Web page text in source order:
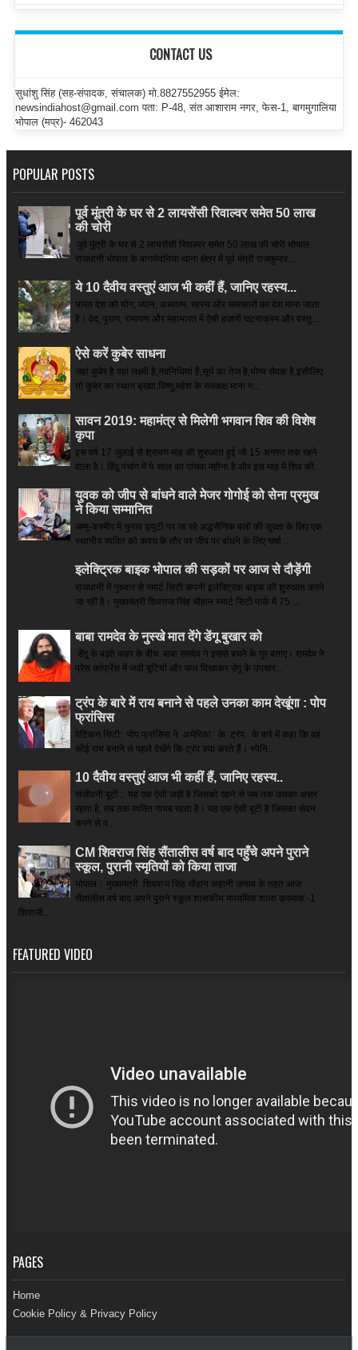
CONTACT US
सुधांशु सिंह (सह-संपादक, संचालक) मो.8827552955 ईमेल:
newsindiahost@gmail.com पता: P-48, संत आशाराम नगर, फेस-1, बागमुगालिया
भोपाल (मप्र)- 462043
POPULAR POSTS
पूर्व मूंत्री के घर से 2 लायसेंसी रिवाल्वर समेत 50 लाख
की चोरी
पूर्व मूंत्री के घर से 2 लायसेंसी रिवाल्वर समेत 50 लाख की चोरी भोपाल:
राजधानी भोपाल के बागसेवनिया थाना क्षेत्र में पूर्व मंत्री राजकुमार ...
ये 10 दैवीय वस्तुएं आज भी कहीं हैं, जानिए रहस्य...
भारत देश को योग, ध्यान, अध्यात्म, रहस्य और चमत्कारों का देश माना जाता
है। वेद, पुराण, रामायण और महाभारत में ऐसी हजारों घटनाक्रम और वस्तु...
ऐसे करें कुबेर साधना
जहां कुबेर है­ वहां लक्ष्मी है,नवनिधियां हैं,सूर्य का तेज है,योग्य सेवक है,इसीलिए
तो कुबेर का स्थान ब्रह्मा,विष्णु,महेश के समकक्ष माना ग...
सावन 2019: महामंत्र से मिलेगी भगवान शिव की विशेष
कृपा
इस वर्ष 17 जुलाई से श्रावण माह की शुरुआत हुई जो 15 अगस्त तक रहने
वाला है। हिंदू पंचांग में ये साल का पांचवा महीना है और इस माह में शिव की...
युवक को जीप से बांधने वाले मेजर गोगोई को सेना प्रमुख
ने किया सम्‍मानित
जम्मू-कश्मीर में चुनाव ड्यूटी पर जा रहे अद्धसैनिक बलों की सुरक्षा के लिए एक
स्थानीय व्यक्ति को कवच के तौर पर जीप पर बांधने के लिए चर्चा ...
इलेक्ट्रिक बाइक भोपाल की सड़कों पर आज से दौड़ेंगी
राजधानी में गुरुवार से स्मार्ट सिटी कंपनी इलेक्ट्रिक बाइक की शुरुआत करने
जा रही है। मुख्यमंत्री शिवराज सिंह चौहान स्मार्ट सिटी पार्क में 75 ...
बाबा रामदेव के नुस्खे मात देंगे डेंगू बुखार को
डेंगू के बढ़ते कहर के बीच बाबा रामदेव ने इससे बचने के गुर बताए। रामदेव ने
प्रेस कांफ्रेंस में जड़ी बूटियों और फल दिखाकर डेंगू के उपचार...
ट्रंप के बारे में राय बनाने से पहले उनका काम देखूंगा : पोप
फ्रांसिस
वेटिकन सिटी: पोप फ्रांसिस ने अमेरिका के ट्रंप के बारे में कहा कि वह
कोई राय बनाने से पहले देखेंगे कि ट्रंप क्या करते हैं। स्पेनि...
10 दैवीय वस्तुएं आज भी कहीं हैं, जानिए रहस्य..
संजीवनी बूटी : यह एक ऐसी जड़ी है जिसको खाने से जब तक उसका असर
रहता है, तब तक व्यक्ति गायब रहता है। यह एक ऐसी बूटी है जिसका सेवन
करने से व...
CM शिवराज सिंह सैंतालीस वर्ष बाद पहुँचे अपने पुराने
स्कूल, पुरानी स्मृतियों को किया ताजा
भोपाल : मुख्यमंत्री शिवराज सिंह चौहान कहानी उत्सव के तहत आज
सैंतालीस वर्ष बाद अपने पुराने स्कूल शासकीय माध्यमिक शाला क्रमांक -1
शिवाजी...
FEATURED VIDEO
PAGES
Home
Cookie Policy & Privacy Policy